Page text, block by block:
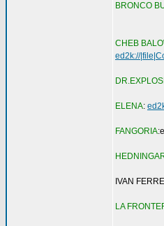
BRONCO
CHEB
ed2k://
ELENA:
FANGORIA
IVAN
LA